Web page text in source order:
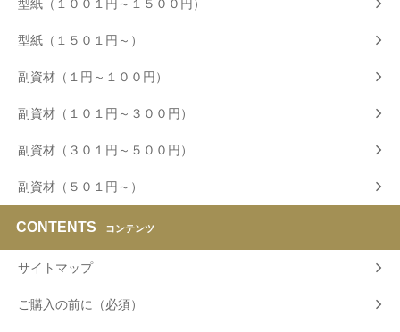
型紙（１００１円～１５００円）
型紙（１５０１円～）
副資材（１円～１００円）
副資材（１０１円～３００円）
副資材（３０１円～５００円）
副資材（５０１円～）
CONTENTS コンテンツ
サイトマップ
ご購入の前に（必須）